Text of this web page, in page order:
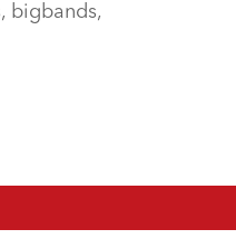
bigbands,